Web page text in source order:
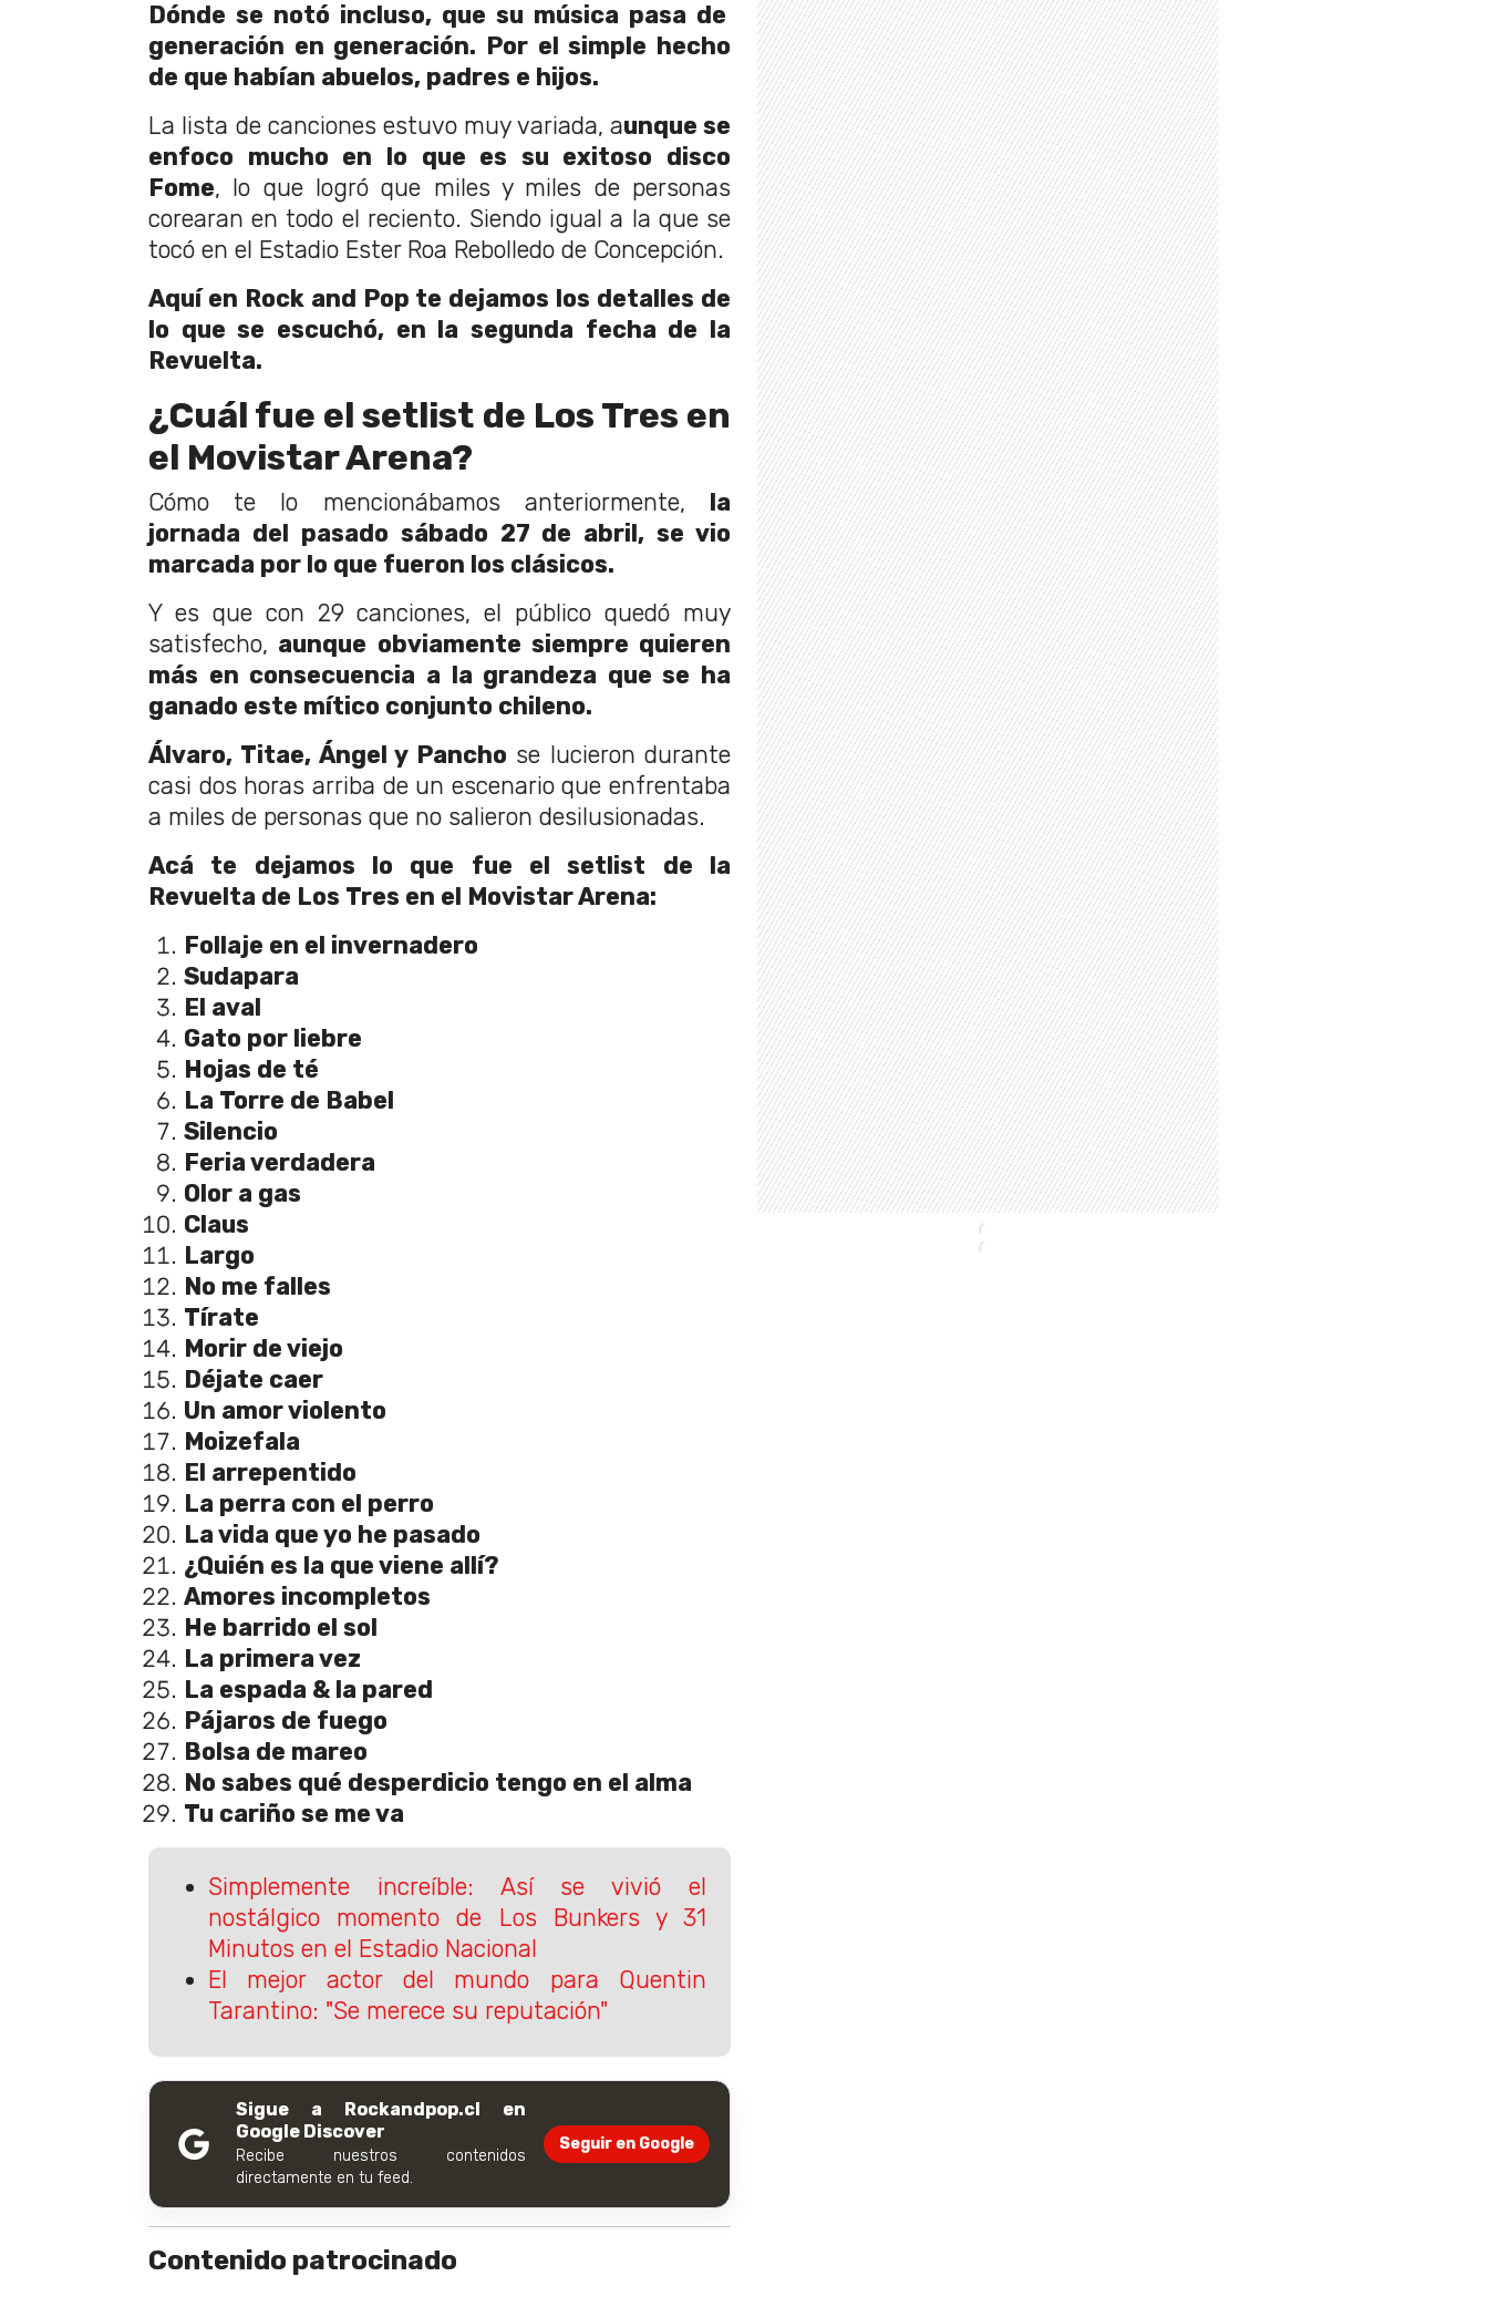
Dónde se notó incluso, que su música pasa de
generación en generación. Por el simple hecho
de que habían abuelos, padres e hijos.
La lista de canciones estuvo muy variada, aunque se
enfoco mucho en lo que es su exitoso disco
Fome, lo que logró que miles y miles de personas
corearan en todo el reciento. Siendo igual a la que se
tocó en el Estadio Ester Roa Rebolledo de Concepción.
Aquí en Rock and Pop te dejamos los detalles de
lo que se escuchó, en la segunda fecha de la
Revuelta.
¿Cuál fue el setlist de Los Tres en
el Movistar Arena?
Cómo te lo mencionábamos anteriormente, la
jornada del pasado sábado 27 de abril, se vio
marcada por lo que fueron los clásicos.
Y es que con 29 canciones, el público quedó muy
satisfecho, aunque obviamente siempre quieren
más en consecuencia a la grandeza que se ha
ganado este mítico conjunto chileno.
Álvaro, Titae, Ángel y Pancho se lucieron durante
casi dos horas arriba de un escenario que enfrentaba
a miles de personas que no salieron desilusionadas.
Acá te dejamos lo que fue el setlist de la
Revuelta de Los Tres en el Movistar Arena:
Follaje en el invernadero
Sudapara
El aval
Gato por liebre
Hojas de té
La Torre de Babel
Silencio
Feria verdadera
Olor a gas
Claus
Largo
No me falles
Tírate
Morir de viejo
Déjate caer
Un amor violento
Moizefala
El arrepentido
La perra con el perro
La vida que yo he pasado
¿Quién es la que viene allí?
Amores incompletos
He barrido el sol
La primera vez
La espada & la pared
Pájaros de fuego
Bolsa de mareo
No sabes qué desperdicio tengo en el alma
Tu cariño se me va
Simplemente increíble: Así se vivió el
nostálgico momento de Los Bunkers y 31
Minutos en el Estadio Nacional
El mejor actor del mundo para Quentin
Tarantino: "Se merece su reputación"
Sigue a Rockandpop.cl en
Google Discover
Recibe nuestros contenidos
directamente en tu feed.
Seguir en Google
Contenido patrocinado